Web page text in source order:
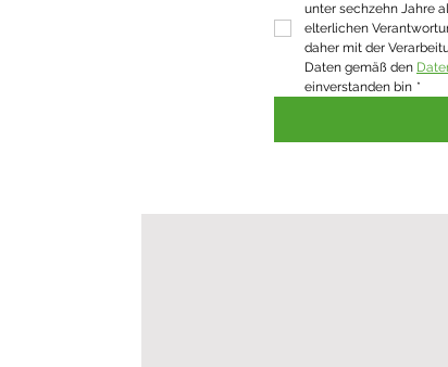
unter sechzehn Jahre
elterlichen
daher mit der
Daten gemäß den
einverstanden bin *